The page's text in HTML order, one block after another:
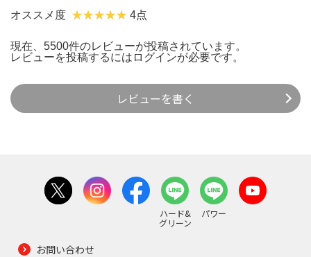
オススメ度 4点
現在、5500件のレビューが投稿されています。
レビューを投稿するには ログインが必要です。
レビューを書く
ハード&
グリーン
パワー
お問い合わせ